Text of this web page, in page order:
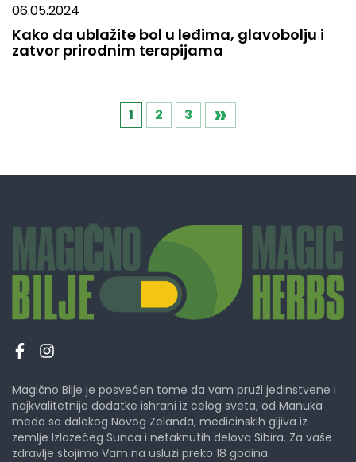
06.05.2024
Kako da ublažite bol u leđima, glavobolju i
zatvor prirodnim terapijama
1 2 3 »
Magično Bilje je posvećen tome da vam pruži jedinstvene i
najkvalitetnije dodatke ishrani iz celog sveta, od Manuka
meda sa dalekog Novog Zelanda, medicinskih gljiva iz
zemlje Izlazećeg Sunca i netaknutih delova Sibira. Za vaše
zdravlje stojimo Vam na usluzi preko 18 godina.